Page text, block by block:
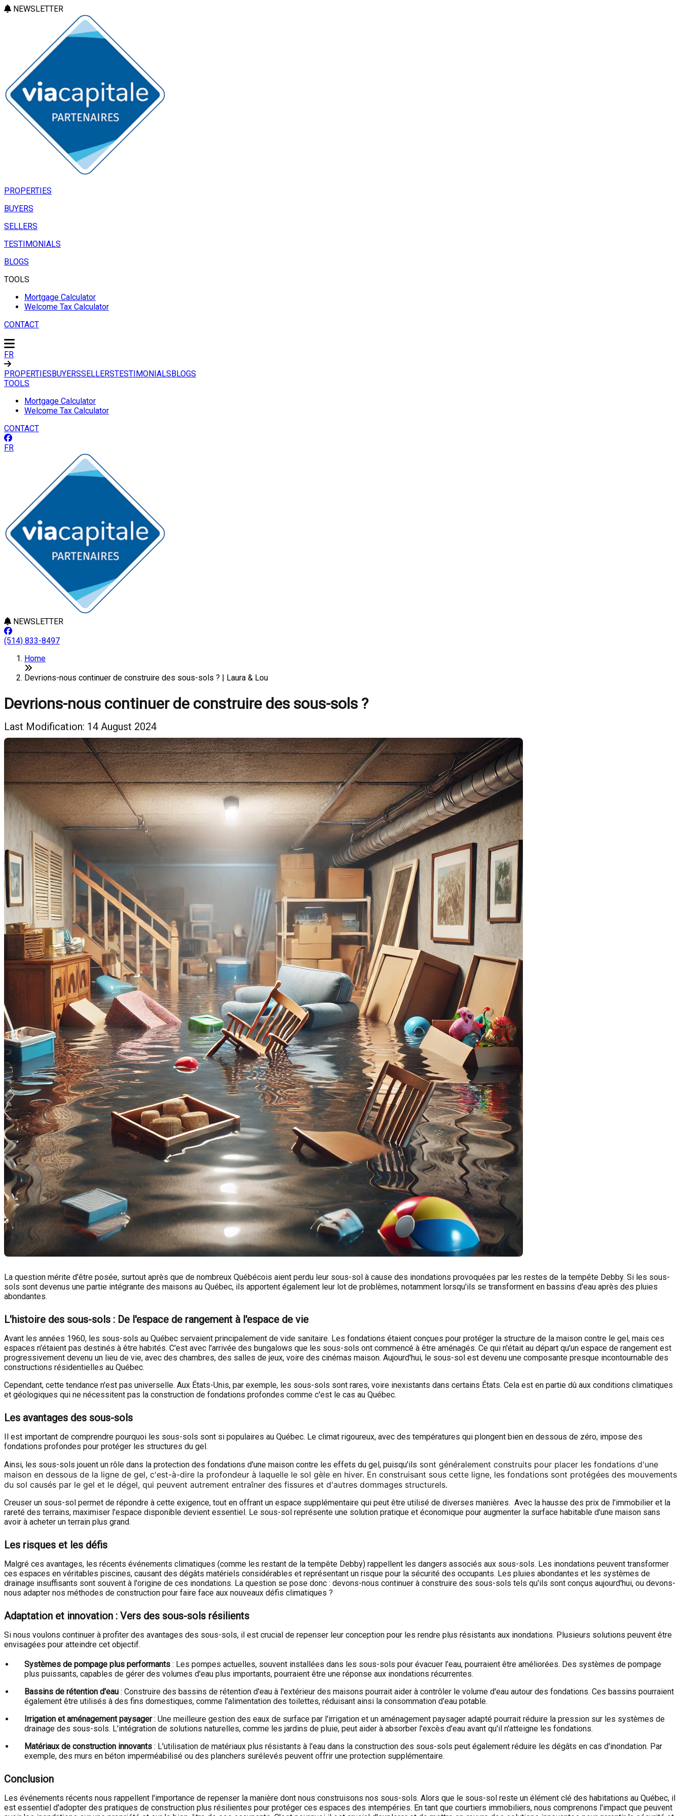
NEWSLETTER
PROPERTIES
BUYERS
SELLERS
TESTIMONIALS
BLOGS
TOOLS
Mortgage Calculator
Welcome Tax Calculator
CONTACT
FR
PROPERTIESBUYERSSELLERSTESTIMONIALSBLOGS
TOOLS
Mortgage Calculator
Welcome Tax Calculator
CONTACT
FR
NEWSLETTER
(514) 833-8497
Home
Devrions-nous continuer de construire des sous-sols ? | Laura & Lou
Devrions-nous continuer de construire des sous-sols ?
Last Modification: 14 August 2024
La question mérite d'être posée, surtout après que de nombreux Québécois aient perdu leur sous-sol à cause des inondations provoquées par les restes de la tempête Debby. Si les sous-
sols sont devenus une partie intégrante des maisons au Québec, ils apportent également leur lot de problèmes, notamment lorsqu'ils se transforment en bassins d'eau après des pluies
abondantes.
L'histoire des sous-sols : De l'espace de rangement à l'espace de vie
Avant les années 1960, les sous-sols au Québec servaient principalement de vide sanitaire. Les fondations étaient conçues pour protéger la structure de la maison contre le gel, mais ces
espaces n'étaient pas destinés à être habités. C'est avec l'arrivée des bungalows que les sous-sols ont commencé à être aménagés. Ce qui n'était au départ qu'un espace de rangement est
progressivement devenu un lieu de vie, avec des chambres, des salles de jeux, voire des cinémas maison. Aujourd'hui, le sous-sol est devenu une composante presque incontournable des
constructions résidentielles au Québec.
Cependant, cette tendance n'est pas universelle. Aux États-Unis, par exemple, les sous-sols sont rares, voire inexistants dans certains États. Cela est en partie dû aux conditions climatiques
et géologiques qui ne nécessitent pas la construction de fondations profondes comme c'est le cas au Québec.
Les avantages des sous-sols
Il est important de comprendre pourquoi les sous-sols sont si populaires au Québec. Le climat rigoureux, avec des températures qui plongent bien en dessous de zéro, impose des
fondations profondes pour protéger les structures du gel.
Ainsi, les sous-sols jouent un rôle dans la protection des fondations d'une maison contre les effets du gel, puisqu'ils sont généralement construits pour placer les fondations d'une
maison en dessous de la ligne de gel, c'est-à-dire la profondeur à laquelle le sol gèle en hiver. En construisant sous cette ligne, les fondations sont protégées des mouvements
du sol causés par le gel et le dégel, qui peuvent autrement entraîner des fissures et d'autres dommages structurels.
Creuser un sous-sol permet de répondre à cette exigence, tout en offrant un espace supplémentaire qui peut être utilisé de diverses manières. Avec la hausse des prix de l'immobilier et la
rareté des terrains, maximiser l'espace disponible devient essentiel. Le sous-sol représente une solution pratique et économique pour augmenter la surface habitable d'une maison sans
avoir à acheter un terrain plus grand.
Les risques et les défis
Malgré ces avantages, les récents événements climatiques (comme les restant de la tempête Debby) rappellent les dangers associés aux sous-sols. Les inondations peuvent transformer
ces espaces en véritables piscines, causant des dégâts matériels considérables et représentant un risque pour la sécurité des occupants. Les pluies abondantes et les systèmes de
drainage insuffisants sont souvent à l'origine de ces inondations. La question se pose donc : devons-nous continuer à construire des sous-sols tels qu'ils sont conçus aujourd'hui, ou devons-
nous adapter nos méthodes de construction pour faire face aux nouveaux défis climatiques ?
Adaptation et innovation : Vers des sous-sols résilients
Si nous voulons continuer à profiter des avantages des sous-sols, il est crucial de repenser leur conception pour les rendre plus résistants aux inondations. Plusieurs solutions peuvent être
envisagées pour atteindre cet objectif.
Systèmes de pompage plus performants : Les pompes actuelles, souvent installées dans les sous-sols pour évacuer l'eau, pourraient être améliorées. Des systèmes de pompage
plus puissants, capables de gérer des volumes d'eau plus importants, pourraient être une réponse aux inondations récurrentes.
Bassins de rétention d'eau : Construire des bassins de rétention d'eau à l'extérieur des maisons pourrait aider à contrôler le volume d'eau autour des fondations. Ces bassins pourraient
également être utilisés à des fins domestiques, comme l'alimentation des toilettes, réduisant ainsi la consommation d'eau potable.
Irrigation et aménagement paysager: Une meilleure gestion des eaux de surface par l'irrigation et un aménagement paysager adapté pourrait réduire la pression sur les systèmes de
drainage des sous-sols. L'intégration de solutions naturelles, comme les jardins de pluie, peut aider à absorber l'excès d'eau avant qu'il n'atteigne les fondations.
Matériaux de construction innovants : L'utilisation de matériaux plus résistants à l'eau dans la construction des sous-sols peut également réduire les dégâts en cas d'inondation. Par
exemple, des murs en béton imperméabilisé ou des planchers surélevés peuvent offrir une protection supplémentaire.
Conclusion
Les événements récents nous rappellent l'importance de repenser la manière dont nous construisons nos sous-sols. Alors que le sous-sol reste un élément clé des habitations au Québec, il
est essentiel d'adopter des pratiques de construction plus résilientes pour protéger ces espaces des intempéries. En tant que courtiers immobiliers, nous comprenons l'impact que peuvent